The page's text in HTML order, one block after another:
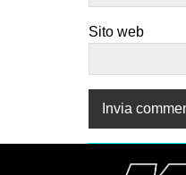
Sito web